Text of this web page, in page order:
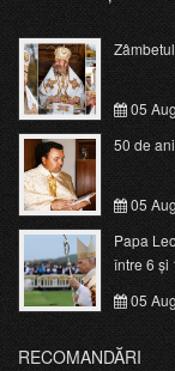
05
50 de
05
Papa
între 6 și
05
RECOMANDĂRI